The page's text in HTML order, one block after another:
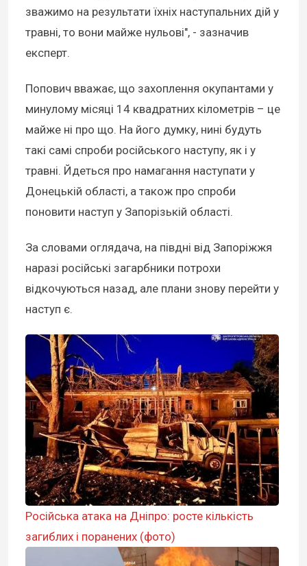
зважимо на результати їхніх наступальних дій у
травні, то вони майже нульові", - зазначив
експерт.
Попович вважає, що захоплення окупантами у
минулому місяці 14 квадратних кілометрів – це
майже ні про що. На його думку, нині будуть
такі самі спроби російського наступу, як і у
травні. Йдеться про намагання наступати у
Донецькій області, а також про спроби
поновити наступ у Запорізькій області.
За словами оглядача, на півдні від Запоріжжя
наразі російські загарбники потрохи
відкочуються назад, але плани знову перейти у
наступ є.
Російська атака на Дніпро: росте кількість
загиблих і поранених (фото)